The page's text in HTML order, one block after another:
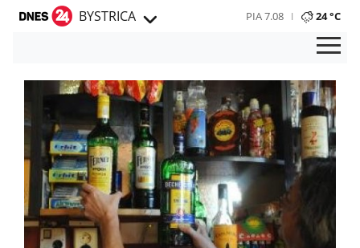
BYSTRICA PIA 7.08 24 °C